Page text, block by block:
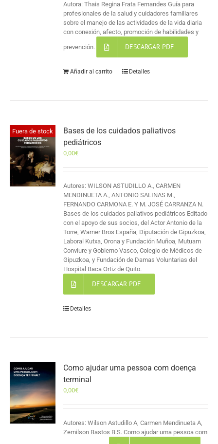
Autora: Thais Regina Frata Fernandes Guía para
profesionales de la salud y cuidadores familiares
sobre el manejo de las actividades de la vida diaria
con conexión, afecto, promoción de habilidades y
prevención. DESCARGAR PDF
Añadir al carrito Detalles
Fuera de stock
Bases de los cuidados paliativos
pediátricos
0,00€
Autores: WILSON ASTUDILLO A., CARMEN
MENDINUETA A., ANTONIO SALINAS M.,
FERNANDO CARMONA E. Y M. JOSÉ CARRANZA N.
Bases de los cuidados paliativos pediátricos Editado
con el apoyo de sus socios, del Actor Antonio de la
Torre, Warner Bros España, Diputación de Gipuzkoa,
Laboral Kutxa, Orona y Fundación Muñoa, Mutuam
Conviure y Gobierno Vasco, Colegio de Médicos de
Gipuzkoa, y Fundación de Damas Voluntarias del
Hospital Baca Ortiz de Quito.
DESCARGAR PDF
Detalles
Como ajudar uma pessoa com doença
terminal
0,00€
Autores: Wilson Astudillo A, Carmen Mendinueta A,
Zemilson Bastos B.S. Como ajudar uma pessoa com